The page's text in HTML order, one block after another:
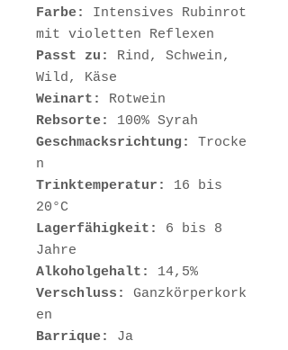
Farbe:
Intensives Rubinrot
mit violetten Reflexen
Passt zu:
Rind, Schwein,
Wild, Käse
Weinart: Rotwein
Rebsorte:
100% Syrah
Geschmacksrichtung:
Trocke
n
Trinktemperatur:
16 bis
20°C
Lagerfähigkeit:
6 bis 8
Jahre
Alkoholgehalt:
14,5%
Verschluss: Ganzkörperkork
en
Barrique: Ja